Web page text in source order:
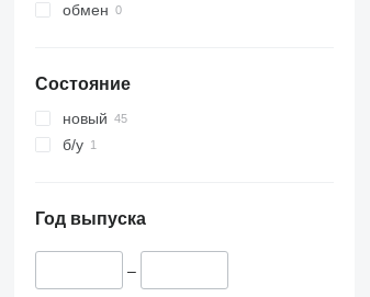
обмен
Состояние
новый
б/у
Год выпуска
–